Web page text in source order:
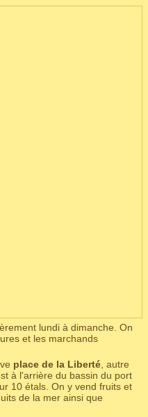
lundi à dimanche. On
et les marchands
place de la Liberté , autre
à l'arrière du bassin du port
10 étals. On y vend fruits et
de la mer ainsi que